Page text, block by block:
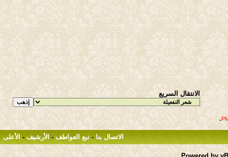
الانتقال السريع
.
الاتصال بنا - نبع العواطف - الأرشيف - الأعلى